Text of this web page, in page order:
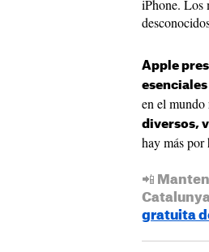
iPhone. Los
Apple
en el mundo
diversos,
hay más por
📲
gratuita